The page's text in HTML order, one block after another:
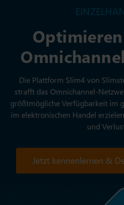
Die Plattform Slim4 von
strafft das Omnichannel-
größtmögliche Verfügbarkeit im
im elektronischen Handel
und
Jetzt kennenlernen &